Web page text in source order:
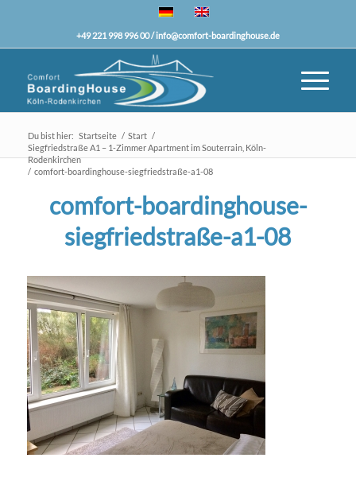
+49 221 998 996 00 /info@comfort-boardinghouse.de
Du bist hier: Startseite / Start /
Siegfriedstraße A1 – 1-Zimmer Apartment im Souterrain, Köln-
Rodenkirchen
/ comfort-boardinghouse-siegfriedstraße-a1-08
comfort-boardinghouse-
siegfriedstraße-a1-08